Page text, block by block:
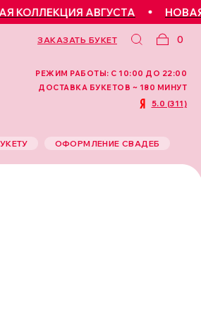
АВГУСТА НОВАЯ
0
ЗАКАЗАТЬ БУКЕТ
5.0 (311)
ДОСТАВКА БУКЕТОВ ~ 180 МИНУТ
РЕЖИМ РАБОТЫ: С 10:00 ДО 22:00
ОФОРМЛЕНИЕ СВАДЕБ